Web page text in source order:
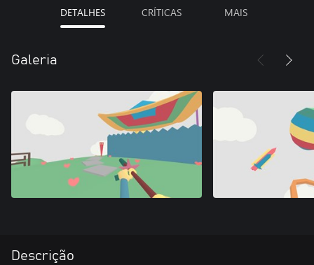
DETALHES CRÍTICAS MAIS
Galeria
Descrição